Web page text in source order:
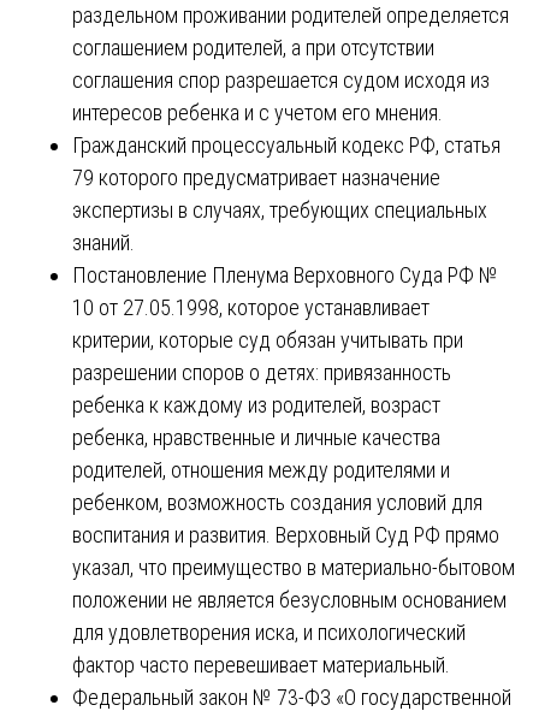
раздельном проживании родителей определяется
соглашением родителей, а при отсутствии
соглашения спор разрешается судом исходя из
интересов ребенка и с учетом его мнения.
Гражданский процессуальный кодекс РФ, статья
79 которого предусматривает назначение
экспертизы в случаях, требующих специальных
знаний.
Постановление Пленума Верховного Суда РФ №
10 от 27.05.1998, которое устанавливает
критерии, которые суд обязан учитывать при
разрешении споров о детях: привязанность
ребенка к каждому из родителей, возраст
ребенка, нравственные и личные качества
родителей, отношения между родителями и
ребенком, возможность создания условий для
воспитания и развития. Верховный Суд РФ прямо
указал, что преимущество в материально-бытовом
положении не является безусловным основанием
для удовлетворения иска, и психологический
фактор часто перевешивает материальный.
Федеральный закон № 73-ФЗ «О государственной